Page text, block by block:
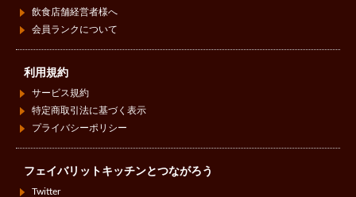
飲食店舗経営者様へ
会員ランクについて
利用規約
サービス規約
特定商取引法に基づく表示
プライバシーポリシー
フェイバリットキッチンとつながろう
Twitter